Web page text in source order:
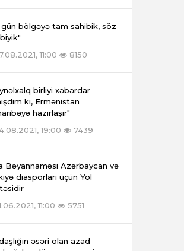
bölgəyə tam sahibik, söz
11:00
8150
birliyi xəbərdar
ki, Ermənistan
hazırlaşır"
19:00
7439
Bəyannaməsi Azərbaycan və
diasporları üçün Yol
11:00
5751
əsəri olan azad